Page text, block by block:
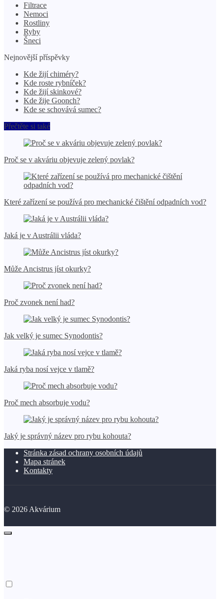
Filtrace
Nemoci
Rostliny
Ryby
Šneci
Nejnovější příspěvky
Kde žijí chiméry?
Kde roste rybníček?
Kde žijí skinkové?
Kde žije Goonch?
Kde se schovává sumec?
Přečtěte si také
Proč se v akváriu objevuje zelený povlak?
Které zařízení se používá pro mechanické čištění odpadních vod?
Jaká je v Austrálii vláda?
Může Ancistrus jíst okurky?
Proč zvonek není had?
Jak velký je sumec Synodontis?
Jaká ryba nosí vejce v tlamě?
Proč mech absorbuje vodu?
Jaký je správný název pro rybu kohouta?
Stránka zásad ochrany osobních údajů
Mapa stránek
Kontakty
© 2026 Akvárium